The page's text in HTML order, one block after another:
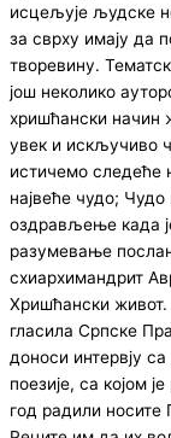
исцељује људске
за сврху имају да
творевину.
још неколико
хришћански начин
увек и искључиво
истичемо следеће
највеће чудо;
оздрављење када
разумевање
схиархимандрит
Хришћански живот.
гласила Српске
доноси интервју
поезије, са којом
год радили носите